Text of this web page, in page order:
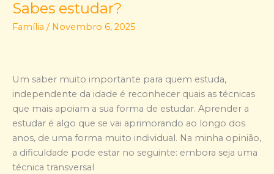
Sabes estudar?
Família / Novembro 6, 2025
Um saber muito importante para quem estuda,
independente da idade é reconhecer quais as técnicas
que mais apoiam a sua forma de estudar. Aprender a
estudar é algo que se vai aprimorando ao longo dos
anos, de uma forma muito individual. Na minha opinião,
a dificuldade pode estar no seguinte: embora seja uma
técnica transversal
Sabes
estudar?